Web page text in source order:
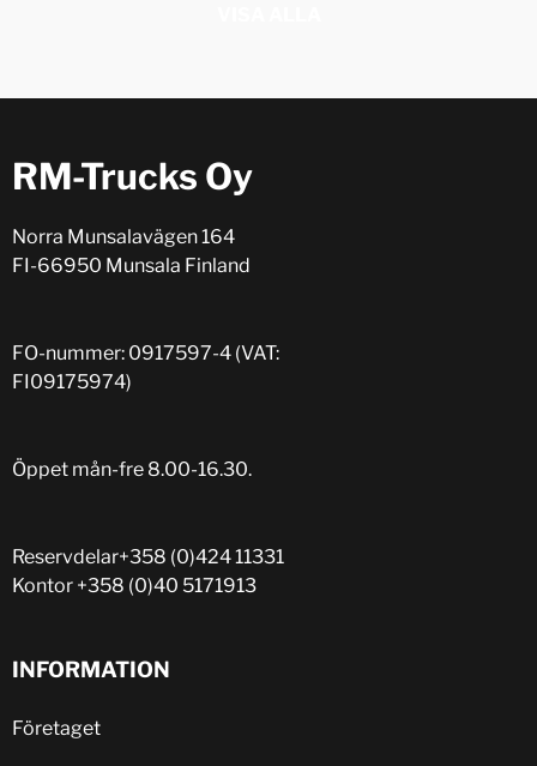
RM-Trucks Oy
Norra Munsalavägen 164
FI-66950 Munsala Finland
FO-nummer: 0917597-4 (VAT:
FI09175974)
Öppet mån-fre 8.00-16.30.
Reservdelar+358 (0)424 11331
Kontor +358 (0)40 5171913
INFORMATION
Företaget